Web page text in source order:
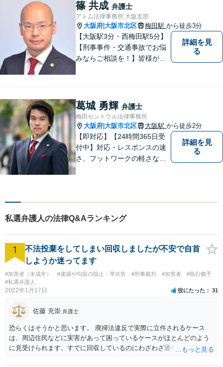
からのアドバイスもできるよ
う日々精進してまいります。
篠 共成 弁護士
アトム法律事務所 大阪支部
大阪府 大阪市北区 梅田駅 から徒歩3分
【大阪駅3分・西梅田駅5分】
【刑事事件・交通事故でお悩
みならご相談を！】皆様が置
の関係者とのやり取りも整理
し、依頼者様の負担を最小限
に抑えます。【完全個室対
応】
詳細を見
る
葛城 勇輝 弁護士
梅田セントラル法律事務所
大阪府 大阪市北区 大阪駅 から徒歩2分
【即対応】【24時間365日受
付中】対応・レスポンスの速
さ、フットワークの軽さなら
詳細を見
る
私選弁護人の法律Q&Aランキング
1
不法投棄をしてしまい回収しましたが不安で自首
しようか迷ってます
#加害者（未成年） #逮捕や勾留の阻止・準抗告 #刑事裁判 #加害者
#執行猶予
#私選弁護人
2022年1月17日 役にたった 31
佐藤 充崇 弁護士
恐らくはそうかと思います。 廃掃法違反で実際に立件されるケース
は、周辺住民などに実害があって困っているケースがほとんどのよう
に見受けられます。すでに回収しているのにわざわざ通報するのは考